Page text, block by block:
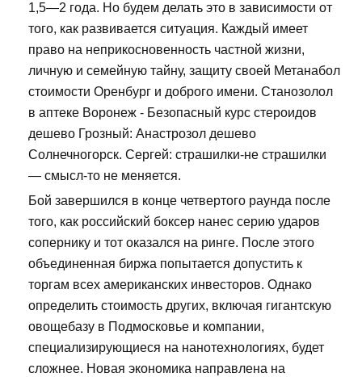
1,5—2 года. Но будем делать это в зависимости от
того, как развивается ситуация. Каждый имеет
право на неприкосновенность частной жизни,
личную и семейную тайну, защиту своей Метанабол
стоимости Оренбург и доброго имени. Станозолол
в аптеке Воронеж - Безопасный курс стероидов
дешево Грозный: Анастрозол дешево
Солнечногорск. Сергей: страшилки-не страшилки
— смысл-то не меняется.
Бой завершился в конце четвертого раунда после
того, как российский боксер нанес серию ударов
сопернику и тот оказался на ринге. После этого
объединенная биржа попытается допустить к
торгам всех американских инвесторов. Однако
определить стоимость других, включая гигантскую
овощебазу в Подмосковье и компании,
специализирующиеся на нанотехнологиях, будет
сложнее. Новая экономика направлена на